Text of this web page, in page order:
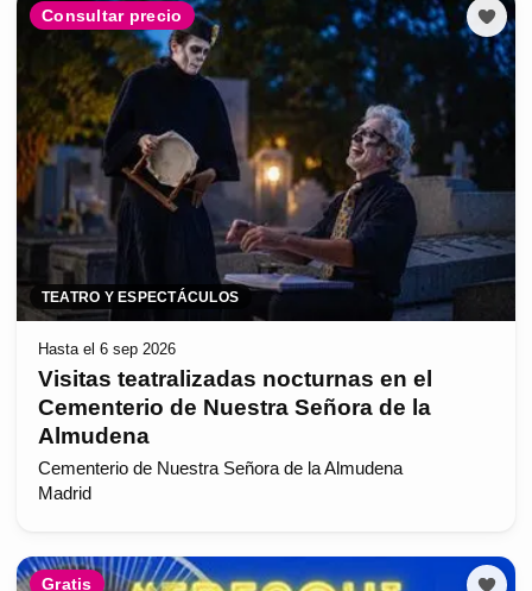
Consultar precio
TEATRO Y ESPECTÁCULOS
Hasta el 6 sep 2026
Visitas teatralizadas nocturnas en el
Cementerio de Nuestra Señora de la
Almudena
Cementerio de Nuestra Señora de la Almudena
Madrid
Gratis